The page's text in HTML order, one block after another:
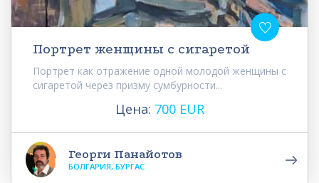
Портрет женщины с сигаретой
Портрет как отражение одной молодой женщины с
сигаретой через призму сумбурности...
Цена: 700 EUR
Георги Панайотов
БОЛГАРИЯ, БУРГАС